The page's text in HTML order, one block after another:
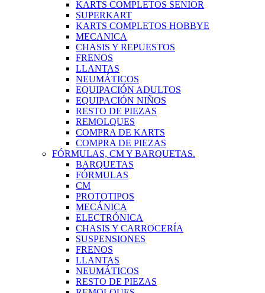
KARTS COMPLETOS SENIOR
SUPERKART
KARTS COMPLETOS HOBBYE
MECANICA
CHASIS Y REPUESTOS
FRENOS
LLANTAS
NEUMÁTICOS
EQUIPACIÓN ADULTOS
EQUIPACIÓN NIÑOS
RESTO DE PIEZAS
REMOLQUES
COMPRA DE KARTS
COMPRA DE PIEZAS
FÓRMULAS, CM Y BARQUETAS.
BARQUETAS
FÓRMULAS
CM
PROTOTIPOS
MECÁNICA
ELECTRÓNICA
CHASIS Y CARROCERÍA
SUSPENSIONES
FRENOS
LLANTAS
NEUMÁTICOS
RESTO DE PIEZAS